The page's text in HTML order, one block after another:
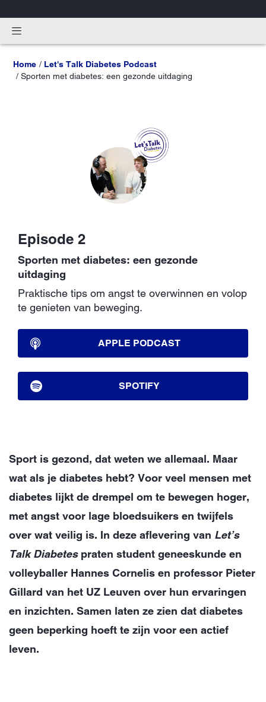
Home
Let's Talk Diabetes Podcast
Sporten met diabetes: een gezonde uitdaging
Episode 2
Sporten met diabetes: een gezonde
uitdaging
Praktische tips om angst te overwinnen en volop
te genieten van beweging.
APPLE PODCAST
SPOTIFY
Sport is gezond, dat weten we allemaal. Maar
wat als je diabetes hebt? Voor veel mensen met
diabetes lijkt de drempel om te bewegen hoger,
met angst voor lage bloedsuikers en twijfels
over wat veilig is. In deze aflevering van Let’s
Talk Diabetespraten student geneeskunde en
volleyballer Hannes Cornelis en professor Pieter
Gillard van het UZ Leuven over hun ervaringen
en inzichten. Samen laten ze zien dat diabetes
geen beperking hoeft te zijn voor een actief
leven.